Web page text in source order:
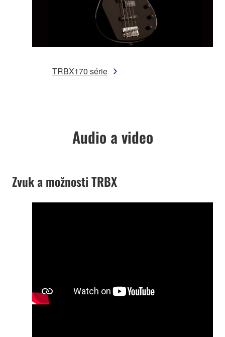
TRBX170 série
Audio a video
Zvuk a možnosti TRBX